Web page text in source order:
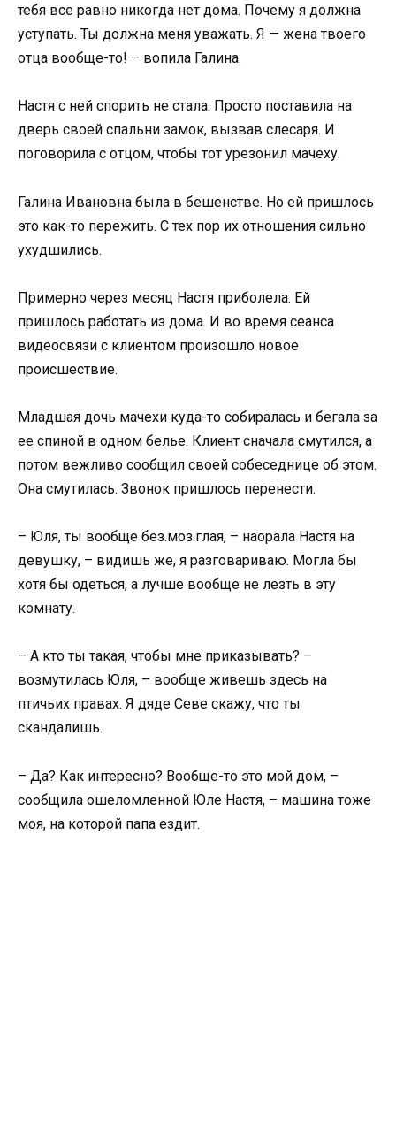
тебя все равно никогда нет дома. Почему я должна
уступать. Ты должна меня уважать. Я — жена твоего
отца вообще-то! – вопила Галина.
Настя с ней спорить не стала. Просто поставила на
дверь своей спальни замок, вызвав слесаря. И
поговорила с отцом, чтобы тот урезонил мачеху.
Галина Ивановна была в бешенстве. Но ей пришлось
это как-то пережить. С тех пор их отношения сильно
ухудшились.
Примерно через месяц Настя приболела. Ей
пришлось работать из дома. И во время сеанса
видеосвязи с клиентом произошло новое
происшествие.
Младшая дочь мачехи куда-то собиралась и бегала за
ее спиной в одном белье. Клиент сначала смутился, а
потом вежливо сообщил своей собеседнице об этом.
Она смутилась. Звонок пришлось перенести.
– Юля, ты вообще без.моз.глая, – наорала Настя на
девушку, – видишь же, я разговариваю. Могла бы
хотя бы одеться, а лучше вообще не лезть в эту
комнату.
– А кто ты такая, чтобы мне приказывать? –
возмутилась Юля, – вообще живешь здесь на
птичьих правах. Я дяде Севе скажу, что ты
скандалишь.
– Да? Как интересно? Вообще-то это мой дом, –
сообщила ошеломленной Юле Настя, – машина тоже
моя, на которой папа ездит.